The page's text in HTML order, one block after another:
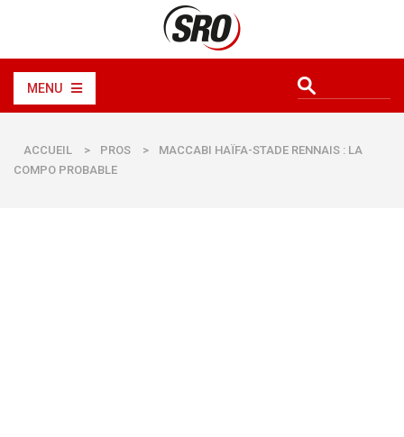
MENU
ACCUEIL > PROS >
MACCABI HAÏFA-STADE RENNAIS : LA
COMPO PROBABLE